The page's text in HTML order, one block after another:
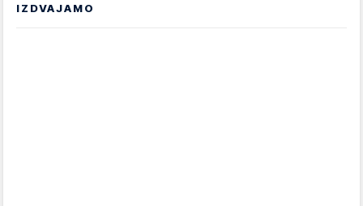
IZDVAJAMO